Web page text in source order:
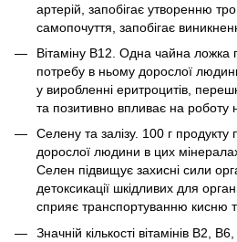
артерій, запобігає утворенню
самопочуття, запобігає
Вітаміну B12. Одна чайна ложка
потребу в ньому дорослої
у виробленні еритроцитів,
та позитивно впливає на роботу
Селену та залізу. 100 г
дорослої людини в цих
Селен підвищує захисні сили
детоксикації шкідливих для
сприяє транспортуванню кисню
Значній кількості вітамінів В2,